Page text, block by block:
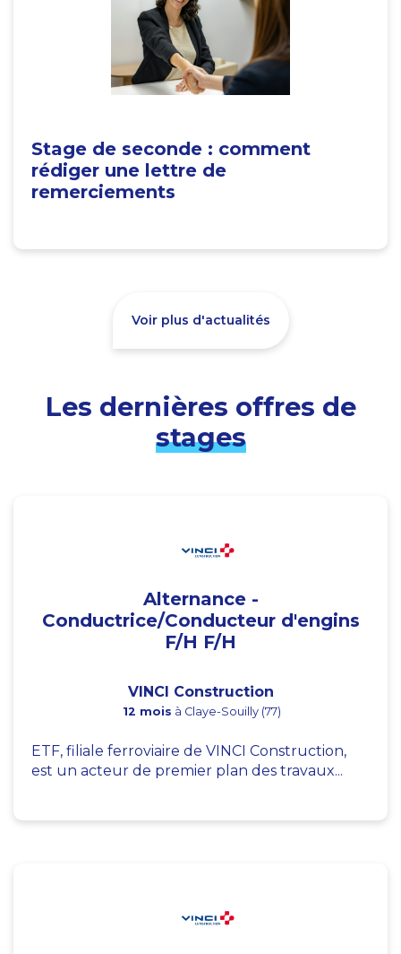
Stage de seconde : comment
rédiger une lettre de
remerciements
Voir plus d'actualités
Les dernières offres de
stages
Alternance -
Conductrice/Conducteur d'engins
F/H F/H
VINCI Construction
12 mois à Claye-Souilly (77)
ETF, filiale ferroviaire de VINCI Construction,
est un acteur de premier plan des travaux...